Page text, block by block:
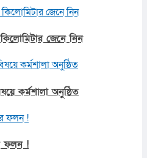
জেনে নিন
কর্মশালা অনুষ্ঠিত
ফলন !